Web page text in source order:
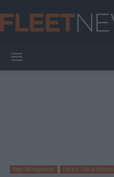
Fleet Management Electric Cars & Hybrids